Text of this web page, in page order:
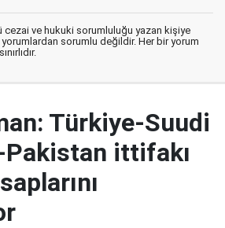
cezai ve hukuki sorumluluğu yazan kişiye
yorumlardan sorumlu değildir. Her bir yorum
Türkiye-Suudi
ittifakı